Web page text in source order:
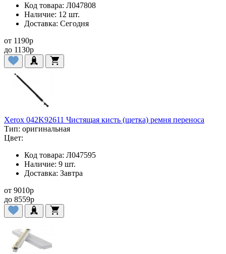
Код товара: Л047808
Наличие: 12 шт.
Доставка: Сегодня
от 1190p
до 1130p
Xerox 042K92611 Чистящая кисть (щетка) ремня переноса
Тип: оригинальная
Цвет:
Код товара: Л047595
Наличие: 9 шт.
Доставка: Завтра
от 9010p
до 8559p